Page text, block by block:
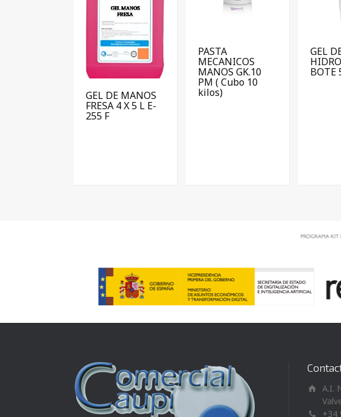
GEL DE MANOS
FRESA 4 X 5 L E-
255 F
PASTA
MECANICOS
MANOS GK.10
PM ( Cubo 10
kilos)
GEL
BOTE
A.I.
+34